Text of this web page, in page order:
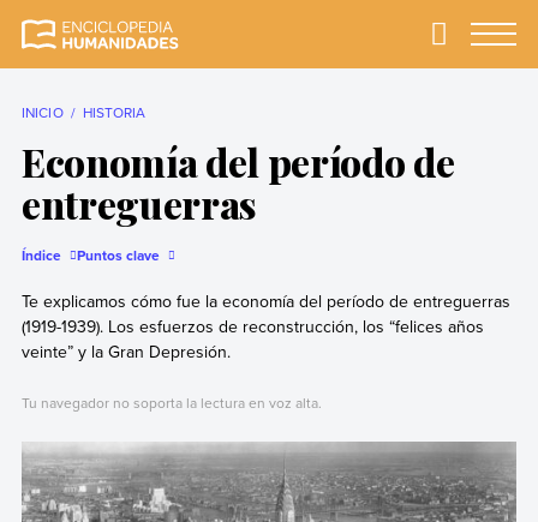
completa y más
Primary
INICIO HISTORIA
Economía del período de
entreguerras
Índice Puntos clave
Te explicamos cómo fue la economía del período de entreguerras
(1919-1939). Los esfuerzos de reconstrucción, los “felices años
veinte” y la Gran Depresión.
Tu navegador no soporta la lectura en voz alta.